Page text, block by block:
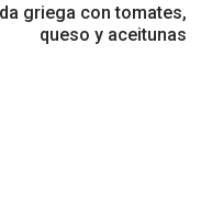
griega con tomates,
queso y aceitunas